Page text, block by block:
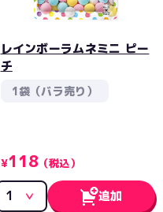
レインボーラムネミニ ピー
チ
1袋（バラ売り）
¥118（税込）
追加